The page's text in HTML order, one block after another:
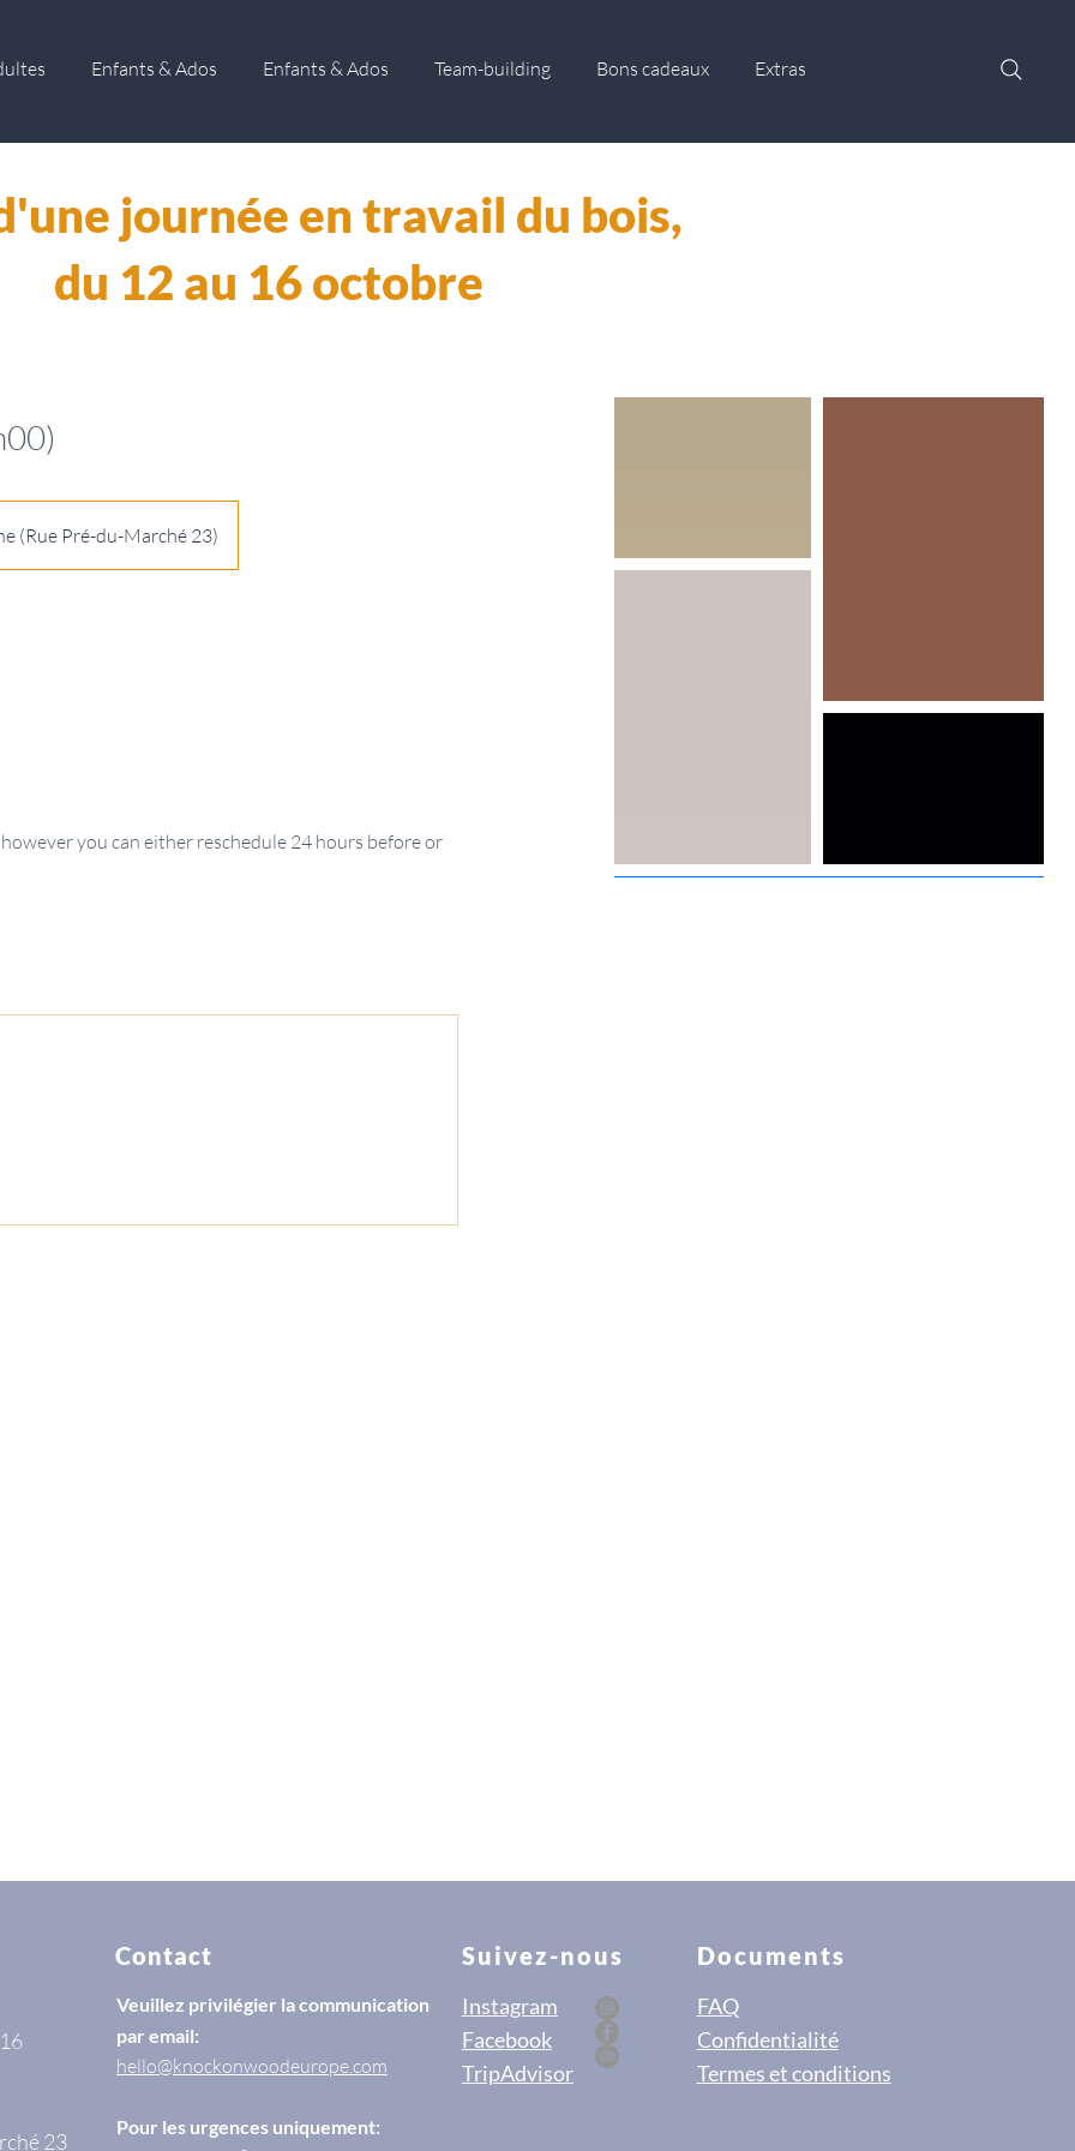
Enfants & Ados Enfants & Ados Team-building Bons cadeaux Extras
journée en travail du bois,
du 12 au 16 octobre
(Rue Pré-du-Marché 23)
you can either reschedule 24 hours before or
23
Contact
Veuillez privilégier la communication
par email:
hello@knockonwoodeurope.com
Pour les urgences uniquement:
Suivez-nous
Instagram
Facebook
TripAdvisor
Documents
FAQ
Confidentialité
Termes et conditions